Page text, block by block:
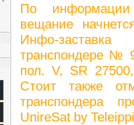
По информации
вещание
Инфо-
транспондере №
пол. V, SR
Стоит также
транспондера
UnireSat by